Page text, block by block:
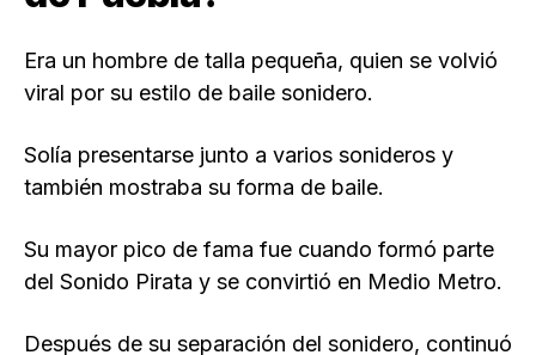
Era un hombre de talla pequeña, quien se volvió
viral por su estilo de baile sonidero.
Solía presentarse junto a varios sonideros y
también mostraba su forma de baile.
Su mayor pico de fama fue cuando formó parte
del Sonido Pirata y se convirtió en Medio Metro.
Después de su separación del sonidero, continuó